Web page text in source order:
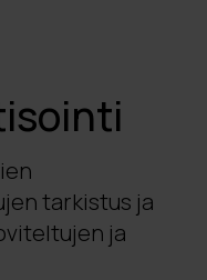
tarkistus ja
ja